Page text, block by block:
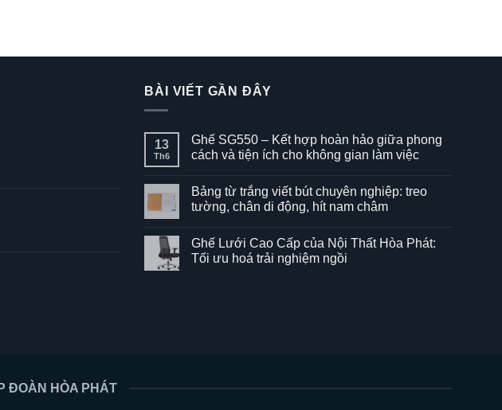
BÀI VIẾT GẦN ĐÂY
13
Th6
Ghế SG550 – Kết hợp hoàn hảo giữa phong
cách và tiện ích cho không gian làm việc
bình
luận
ở
–
Kết
hợp
làm
Bảng từ trắng viết bút chuyên nghiệp: treo
tường, chân di động, hít nam châm
bình
luận
ở
động,
Ghế Lưới Cao Cấp của Nội Thất Hòa Phát:
Tối ưu hoá trải nghiệm ngồi
Thất
ĐOÀN HÒA PHÁT